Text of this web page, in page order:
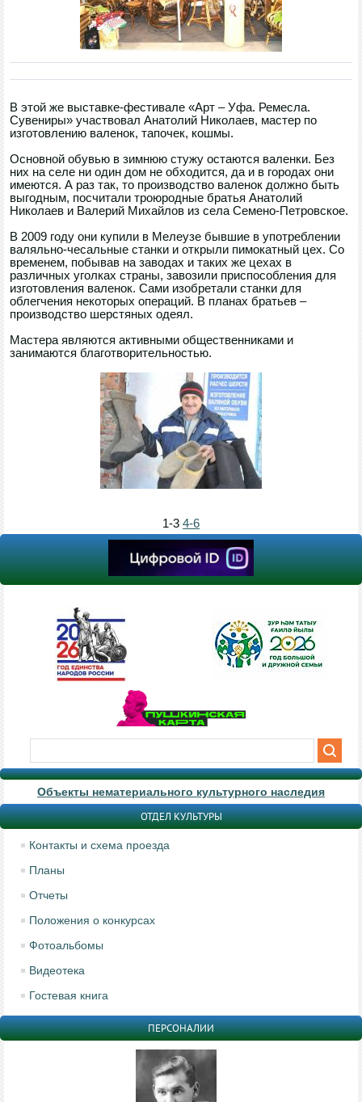
В этой же выставке-фестивале «Арт – Уфа. Ремесла.
Сувениры» участвовал Анатолий Николаев, мастер по
изготовлению валенок, тапочек, кошмы.
Основной обувью в зимнюю стужу остаются валенки. Без
них на селе ни один дом не обходится, да и в городах они
имеются. А раз так, то производство валенок должно быть
выгодным, посчитали троюродные братья Анатолий
Николаев и Валерий Михайлов из села Семено-Петровское.
В 2009 году они купили в Мелеузе бывшие в употреблении
валяльно-чесальные станки и открыли пимокатный цех. Со
временем, побывав на заводах и таких же цехах в
различных уголках страны, завозили приспособления для
изготовления валенок. Сами изобретали станки для
облегчения некоторых операций. В планах братьев –
производство шерстяных одеял.
Мастера являются активными общественниками и
занимаются благотворительностью.
1-3 4-6
Объекты нематериального культурного наследия
ОТДЕЛ КУЛЬТУРЫ
Контакты и схема проезда
Планы
Отчеты
Положения о конкурсах
Фотоальбомы
Видеотека
Гостевая книга
ПЕРСОНАЛИИ